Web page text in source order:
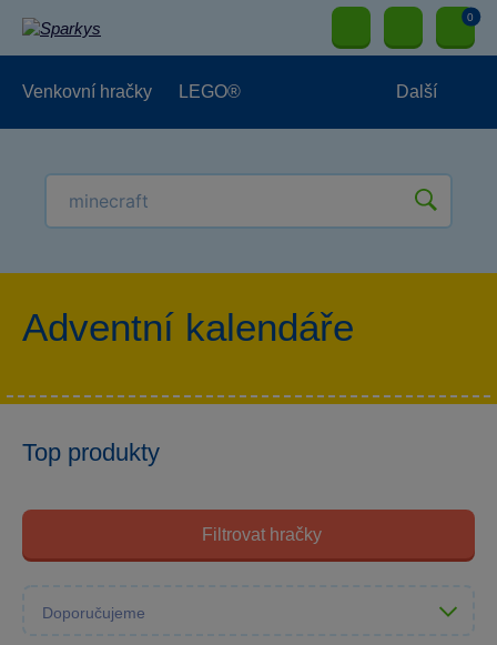
0
Venkovní hračky LEGO® Další
Adventní kalendáře
Top produkty
Filtrovat hračky